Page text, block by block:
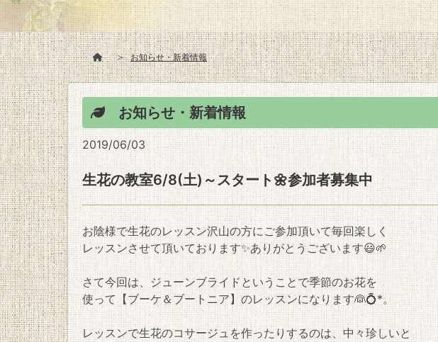
お知らせ・新着情報
お知らせ・新着情報
2019/06/03
生花の教室6/8(土)～スタート🌼参加者募集中
お陰様で生花のレッスン沢山の方にご参加頂いて毎回楽しく
レッスンさせて頂いております✨ありがとうございます😃🌱
さて今回は、ジューンブライドということで季節のお花を
使って【ブーケ＆ブートニア】のレッスンになります👰💍*。
レッスンで生花のコサージュを作ったりするのは、中々珍しいと